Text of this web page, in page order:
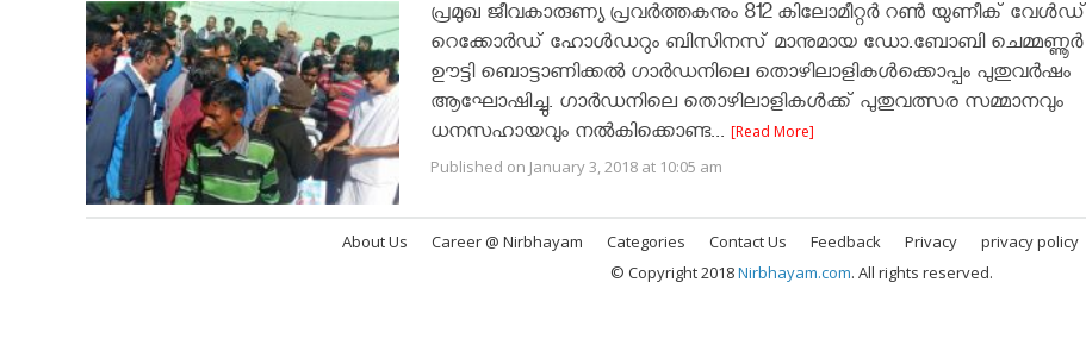
പ്രമുഖ ജീവകാരുണ്യ പ്രവർത്തകനും 812 കിലോമീറ്റർ റൺ യുണീക് വേൾഡ്
റെക്കോർഡ് ഹോൾഡറും ബിസിനസ് മാനുമായ ഡോ.ബോബി ചെമ്മണ്ണൂർ
ഊട്ടി ബൊട്ടാണിക്കൽ ഗാർഡനിലെ തൊഴിലാളികൾക്കൊപ്പം പുതുവർഷം
ആഘോഷിച്ചു. ഗാർഡനിലെ തൊഴിലാളികൾക്ക് പുതുവത്സര സമ്മാനവും
ധനസഹായവും നൽകിക്കൊണ്ട... [Read More]
Published on January 3, 2018 at 10:05 am
About Us Career @ Nirbhayam Categories Contact Us Feedback Privacy privacy policy
© Copyright 2018Nirbhayam.com. All rights reserved.